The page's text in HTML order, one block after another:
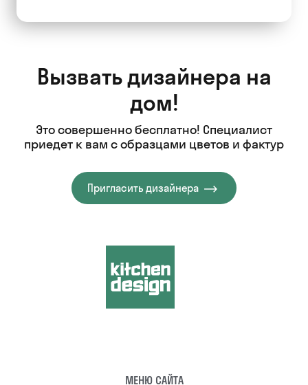
Вызвать дизайнера на
дом!
Это совершенно бесплатно! Специалист
приедет к вам с образцами цветов и фактур
Пригласить дизайнера
МЕНЮ САЙТА